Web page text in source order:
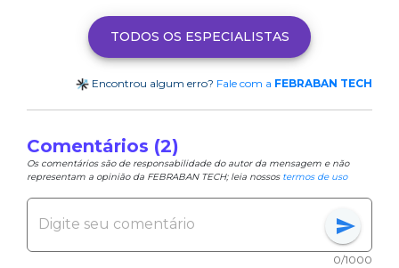
TODOS OS ESPECIALISTAS
Encontrou algum erro? Fale com a FEBRABAN TECH
Comentários (2)
Os comentários são de responsabilidade do autor da mensagem e não
representam a opinião da FEBRABAN TECH; leia nossos termos de uso
send
0/1000